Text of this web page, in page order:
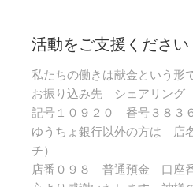
活動をご支援ください
私たちの働きは献金という形
お振り込み先 シェアリング
記号１０９２０ 番号３８３
ゆうちょ銀行以外の方は 店
チ）
店番０９８ 普通預金 口座